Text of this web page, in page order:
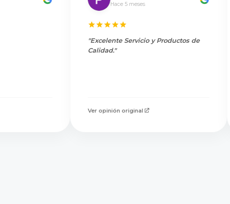
Hace 5 meses
"Excelente Servicio y Productos de
Calidad."
Ver opinión original